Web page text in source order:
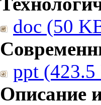
doc (50
ppt
Описание